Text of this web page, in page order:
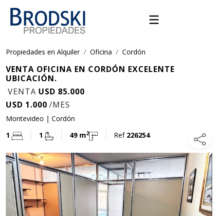
Propiedades en Alquiler Oficina Cordón
VENTA OFICINA EN CORDÓN EXCELENTE
UBICACIÓN.
VENTA USD 85.000
USD 1.000 /MES
Montevideo | Cordón
1
1 49 m2 Ref 226254